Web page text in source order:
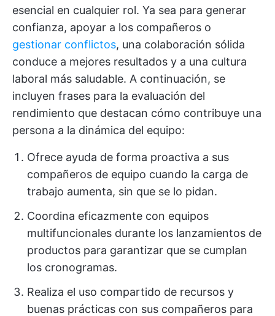
esencial en cualquier rol. Ya sea para generar
confianza, apoyar a los compañeros o
gestionar conflictos, una colaboración sólida
conduce a mejores resultados y a una cultura
laboral más saludable. A continuación, se
incluyen frases para la evaluación del
rendimiento que destacan cómo contribuye una
persona a la dinámica del equipo:
Ofrece ayuda de forma proactiva a sus
compañeros de equipo cuando la carga de
trabajo aumenta, sin que se lo pidan.
Coordina eficazmente con equipos
multifuncionales durante los lanzamientos de
productos para garantizar que se cumplan
los cronogramas.
Realiza el uso compartido de recursos y
buenas prácticas con sus compañeros para